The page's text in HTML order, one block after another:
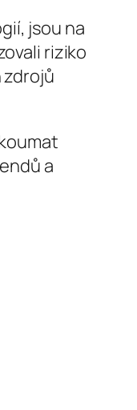
jsou na
riziko
zdrojů
a